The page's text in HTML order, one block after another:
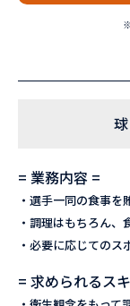
= 業務内容 =
・選手一同の食事を
・調理はもちろん
・必要に応じてのス
= 求められるス